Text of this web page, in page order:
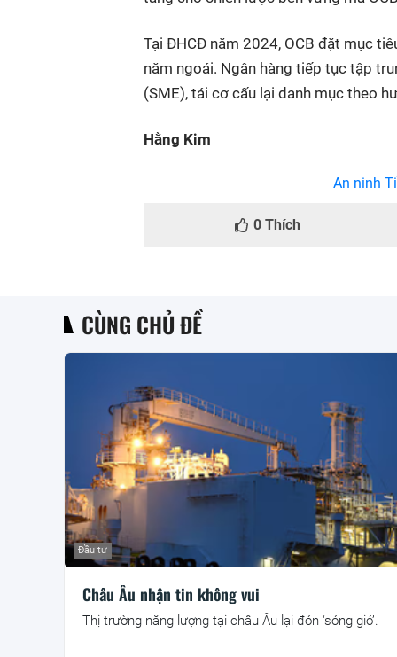
Tại ĐHCĐ năm 2024, OCB đặt mục
năm ngoái. Ngân hàng tiếp tục tập
(SME), tái cơ cấu lại danh mục theo
Hằng Kim
An ninh
0 Thích
CÙNG CHỦ ĐỀ
Châu Âu nhận tin không vui
Đầu tư
Thị trường năng lượng tại châu Âu lại đón ‘sóng gió’.